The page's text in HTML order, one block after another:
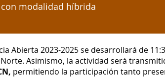
con modalidad híbrida
Abierta 2023-2025 se desarrollará de
Asimismo, la actividad será
permitiendo la participación tanto